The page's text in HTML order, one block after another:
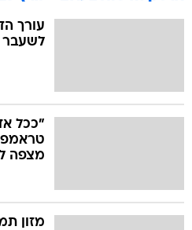
עורך
לשעבר
"ככל
טראמפ
מצפה
מזון